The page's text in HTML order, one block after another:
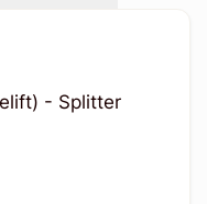
- Splitter